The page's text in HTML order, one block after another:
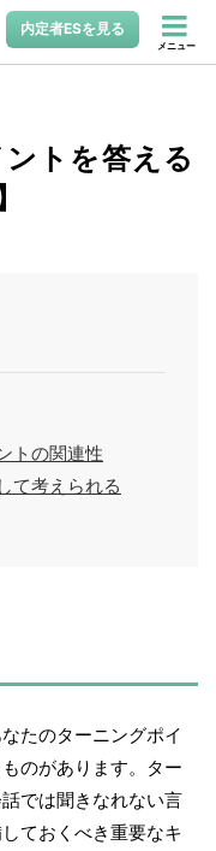
内定者ESを見る
メニュー
トを答える
トの関連性
て考えられる
たのターニングポイ
のがあります。ター
では聞きなれない言
ておくべき重要なキ